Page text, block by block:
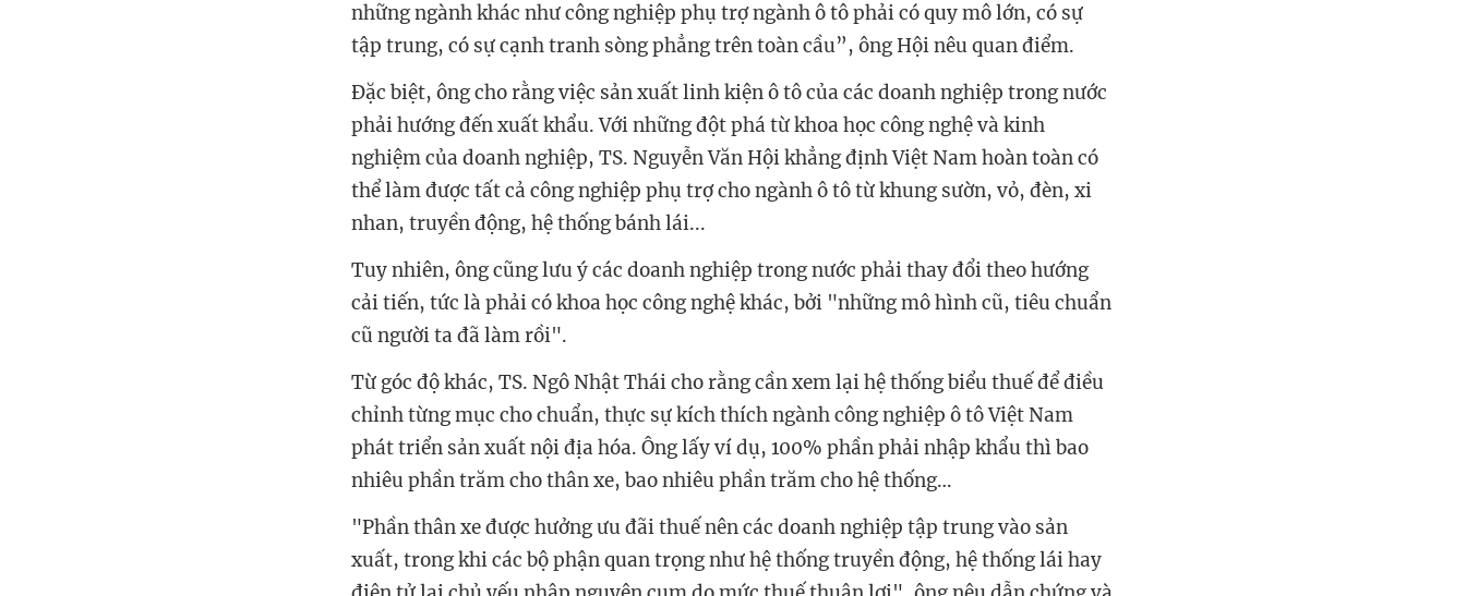
những ngành khác như công nghiệp phụ trợ ngành ô tô phải có quy mô lớn, có sự
tập trung, có sự cạnh tranh sòng phẳng trên toàn cầu”, ông Hội nêu quan điểm.
Đặc biệt, ông cho rằng việc sản xuất linh kiện ô tô của các doanh nghiệp trong nước
phải hướng đến xuất khẩu. Với những đột phá từ khoa học công nghệ và kinh
nghiệm của doanh nghiệp, TS. Nguyễn Văn Hội khẳng định Việt Nam hoàn toàn có
thể làm được tất cả công nghiệp phụ trợ cho ngành ô tô từ khung sườn, vỏ, đèn, xi
nhan, truyền động, hệ thống bánh lái...
Tuy nhiên, ông cũng lưu ý các doanh nghiệp trong nước phải thay đổi theo hướng
cải tiến, tức là phải có khoa học công nghệ khác, bởi "những mô hình cũ, tiêu chuẩn
cũ người ta đã làm rồi".
Từ góc độ khác, TS. Ngô Nhật Thái cho rằng cần xem lại hệ thống biểu thuế để điều
chỉnh từng mục cho chuẩn, thực sự kích thích ngành công nghiệp ô tô Việt Nam
phát triển sản xuất nội địa hóa. Ông lấy ví dụ, 100% phần phải nhập khẩu thì bao
nhiêu phần trăm cho thân xe, bao nhiêu phần trăm cho hệ thống…
"Phần thân xe được hưởng ưu đãi thuế nên các doanh nghiệp tập trung vào sản
xuất, trong khi các bộ phận quan trọng như hệ thống truyền động, hệ thống lái hay